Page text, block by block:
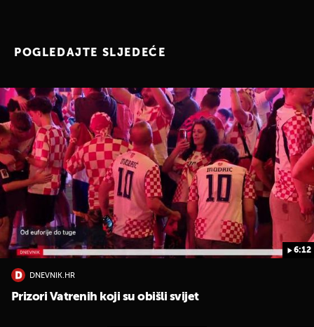
POGLEDAJTE SLJEDEĆE
6:12
DNEVNIK.HR
Prizori Vatrenih koji su obišli svijet